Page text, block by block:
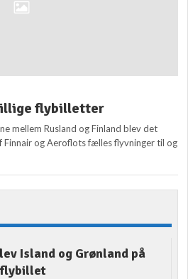
flybilletter
mellem Rusland og Finland blev det
og Aeroflots fælles flyvninger til og
Island og Grønland på
flybillet